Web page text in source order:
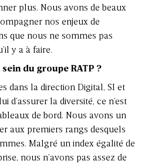
plus. Nous avons de beaux
nos enjeux de
que nous ne sommes pas
y a à faire.
du groupe RATP ?
dans la direction Digital, SI et
d’assurer la diversité, ce n’est
de bord. Nous avons un
aux premiers rangs desquels
Malgré un index égalité de
nous n’avons pas assez de